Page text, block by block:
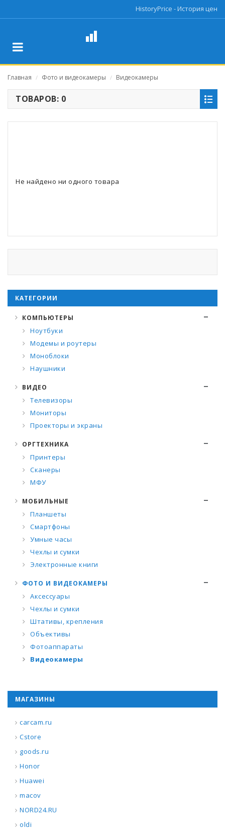
HistoryPrice - История цен
Главная / Фото и видеокамеры / Видеокамеры
ТОВАРОВ: 0
Не найдено ни одного товара
КАТЕГОРИИ
КОМПЬЮТЕРЫ
Ноутбуки
Модемы и роутеры
Моноблоки
Наушники
ВИДЕО
Телевизоры
Мониторы
Проекторы и экраны
ОРГТЕХНИКА
Принтеры
Сканеры
МФУ
МОБИЛЬНЫЕ
Планшеты
Смартфоны
Умные часы
Чехлы и сумки
Электронные книги
ФОТО И ВИДЕОКАМЕРЫ
Аксессуары
Чехлы и сумки
Штативы, крепления
Объективы
Фотоаппараты
Видеокамеры
МАГАЗИНЫ
carcam.ru
Cstore
goods.ru
Honor
Huawei
macov
NORD24.RU
oldi